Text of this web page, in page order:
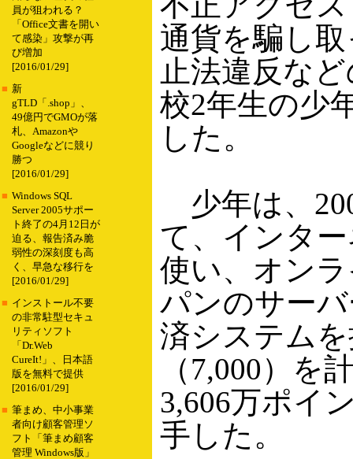
員が狙われる？
「Office文書を開い
て感染」攻撃が再
び増加
[2016/01/29]
■ 新
gTLD「.shop」、
49億円でGMOが落
札、Amazonや
Googleなどに競り
勝つ
[2016/01/29]
■ Windows SQL
Server 2005サポー
ト終了の4月12日が
迫る、報告済み脆
弱性の深刻度も高
く、早急な移行を
[2016/01/29]
■ インストール不要
の非常駐型セキュ
リティソフト
「Dr.Web
CureIt!」、日本語
版を無料で提供
[2016/01/29]
■ 筆まめ、中小事業
者向け顧客管理ソ
フト「筆まめ顧客
管理 Windows版」
通貨を騙し
止法違反な
校2年生の少
した。
少年は、
て、インタ
使い、オン
パンのサー
済システム
（7,000）を
3,606万ポイ
手した。